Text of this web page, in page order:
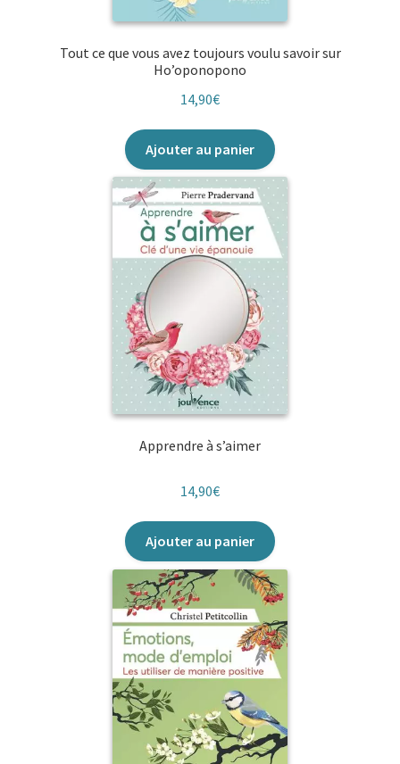
Tout ce que vous avez toujours voulu savoir sur
Ho’oponopono
14,90€
Ajouter au panier
Apprendre à s’aimer
14,90€
Ajouter au panier